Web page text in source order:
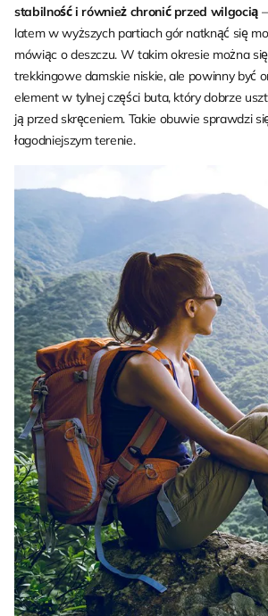
stabilność i również chronić przed wilgocią–
latem w wyższych partiach gór natknąć się
mówiąc o deszczu. W takim okresie można
trekkingowe damskie niskie, ale powinny być
element w tylnej części buta, który dobrze
ją przed skręceniem. Takie obuwie sprawdzi
łagodniejszym terenie.